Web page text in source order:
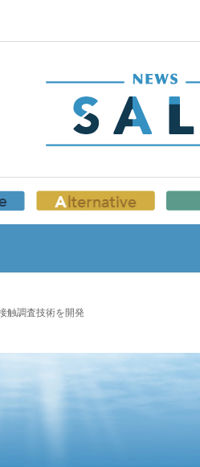
触調査技術を開発